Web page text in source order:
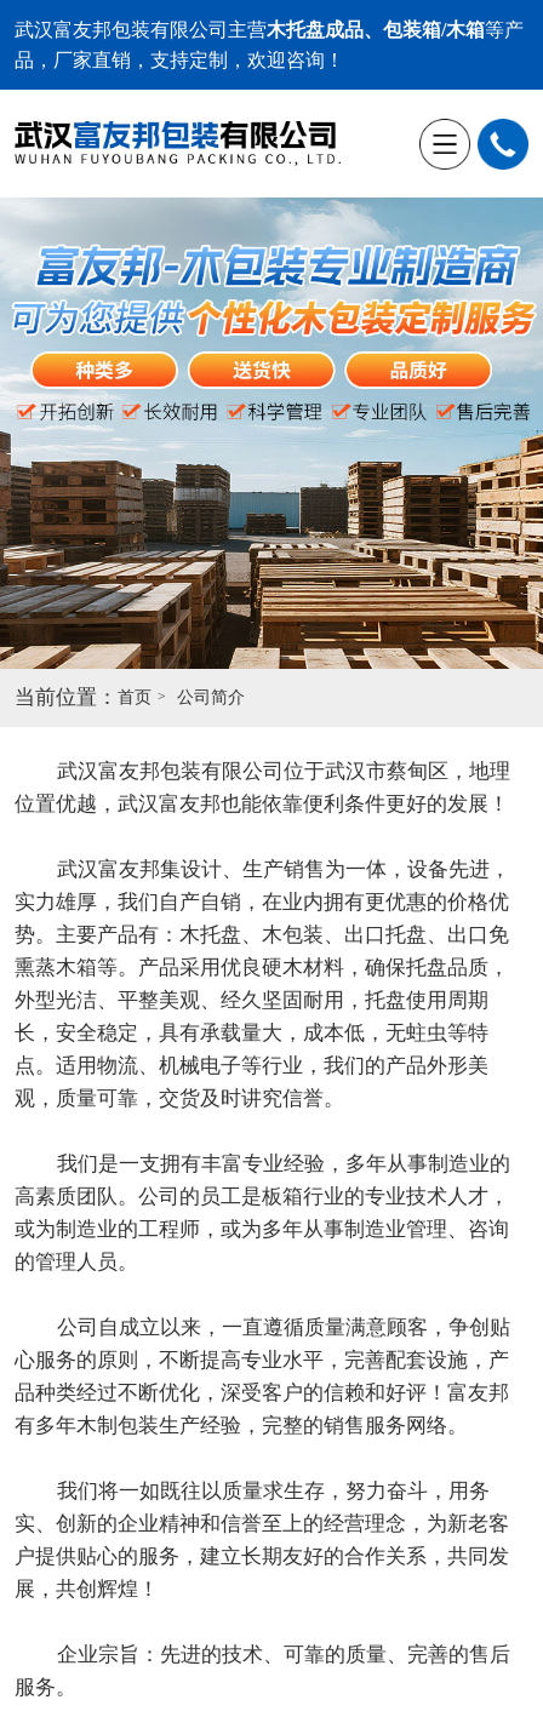
武汉富友邦包装有限公司 主营木托盘成品、包装箱/木箱等产
品，厂家直销，支持定制，欢迎咨询！
当前位置： 首页 公司简介
武汉富友邦包装有限公司位于武汉市蔡甸区，地理
位置优越，武汉富友邦也能依靠便利条件更好的发展！
武汉富友邦集设计、生产销售为一体，设备先进，
实力雄厚，我们自产自销，在业内拥有更优惠的价格优
势。主要产品有：木托盘、木包装、出口托盘、出口免
熏蒸木箱等。产品采用优良硬木材料，确保托盘品质，
外型光洁、平整美观、经久坚固耐用，托盘使用周期
长，安全稳定，具有承载量大，成本低，无蛀虫等特
点。适用物流、机械电子等行业，我们的产品外形美
观，质量可靠，交货及时讲究信誉。
我们是一支拥有丰富专业经验，多年从事制造业的
高素质团队。公司的员工是板箱行业的专业技术人才，
或为制造业的工程师，或为多年从事制造业管理、咨询
的管理人员。
公司自成立以来，一直遵循质量满意顾客，争创贴
心服务的原则，不断提高专业水平，完善配套设施，产
品种类经过不断优化，深受客户的信赖和好评！富友邦
有多年木制包装生产经验，完整的销售服务网络。
我们将一如既往以质量求生存，努力奋斗，用务
实、创新的企业精神和信誉至上的经营理念，为新老客
户提供贴心的服务，建立长期友好的合作关系，共同发
展，共创辉煌！
企业宗旨：先进的技术、可靠的质量、完善的售后
服务。